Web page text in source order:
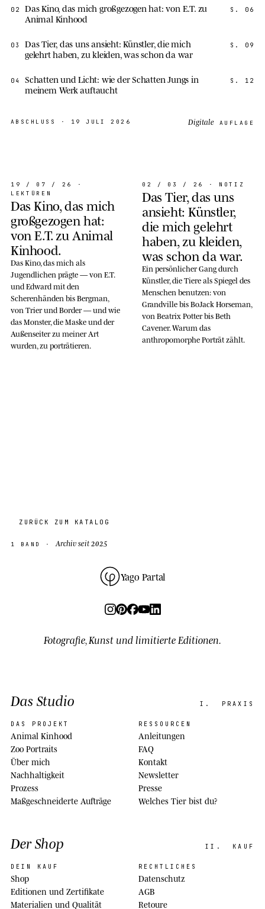
02
Das Kino, das mich großgezogen hat: von E.T. zu
Animal Kinhood
S. 06
03
Das Tier, das uns ansieht: Künstler, die mich
gelehrt haben, zu kleiden, was schon da war
S. 09
04
Schatten und Licht: wie der Schatten Jungs in
meinem Werk auftaucht
S. 12
ABSCHLUSS · 19 JULI 2026 Digitale AUFLAGE
19 / 07 / 26
·
LEKTÜREN
Das Kino, das mich
großgezogen hat:
von E.T. zu Animal
Kinhood.
Das Kino, das mich als
Jugendlichen prägte — von E.T.
und Edward mit den
Scherenhänden bis Bergman,
von Trier und Border — und wie
das Monster, die Maske und der
Außenseiter zu meiner Art
wurden, zu porträtieren.
02 / 03 / 26 · NOTIZ
Das Tier, das uns
ansieht: Künstler,
die mich gelehrt
haben, zu kleiden,
was schon da war.
Ein persönlicher Gang durch
Künstler, die Tiere als Spiegel des
Menschen benutzen: von
Grandville bis BoJack Horseman,
von Beatrix Potter bis Beth
Cavener. Warum das
anthropomorphe Porträt zählt.
ZURÜCK ZUM KATALOG
1 BAND ·Archiv seit 2025
Yago Partal
Fotografie, Kunst und limitierte Editionen.
Das Studio I. PRAXIS
DAS PROJEKT
Animal Kinhood
Zoo Portraits
Über mich
Nachhaltigkeit
Prozess
Maßgeschneiderte Aufträge
RESSOURCEN
Anleitungen
FAQ
Kontakt
Newsletter
Presse
Welches Tier bist du?
Der Shop II. KAUF
DEIN KAUF
Shop
Editionen und Zertifikate
Materialien und Qualität
RECHTLICHES
Datenschutz
AGB
Retoure